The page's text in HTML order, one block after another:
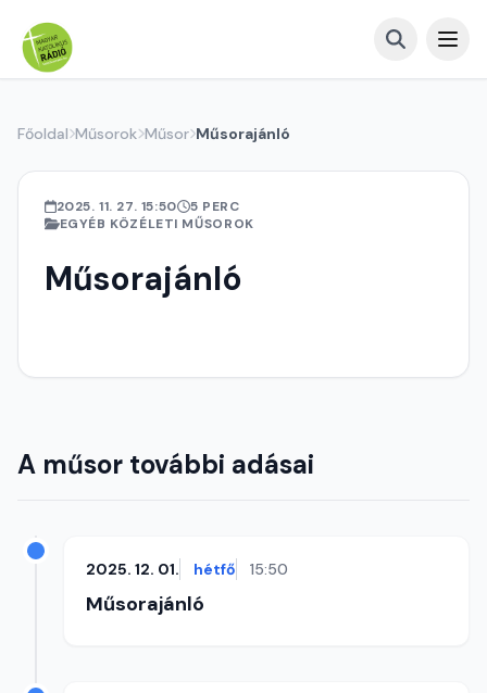
Főoldal Műsorok Műsor Műsorajánló
2025. 11. 27. 15:50
5 PERC
EGYÉB KÖZÉLETI MŰSOROK
Műsorajánló
A műsor további adásai
2025. 12. 01. hétfő 15:50
Műsorajánló